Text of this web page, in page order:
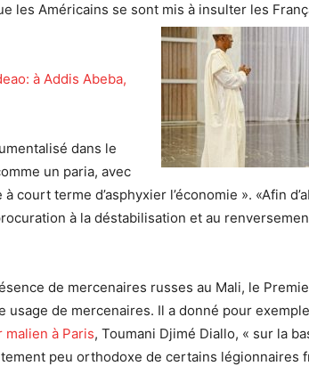
les Américains se sont mis à insulter les
à Addis Abeba,
dans le
un paria, avec
court terme d’asphyxier l’économie ». «Afin
à la déstabilisation et au
de mercenaires russes au Mali, le
usage de mercenaires. Il a donné pour
malien à Paris, Toumani Djimé Diallo, « sur la
peu orthodoxe de certains légionnaires